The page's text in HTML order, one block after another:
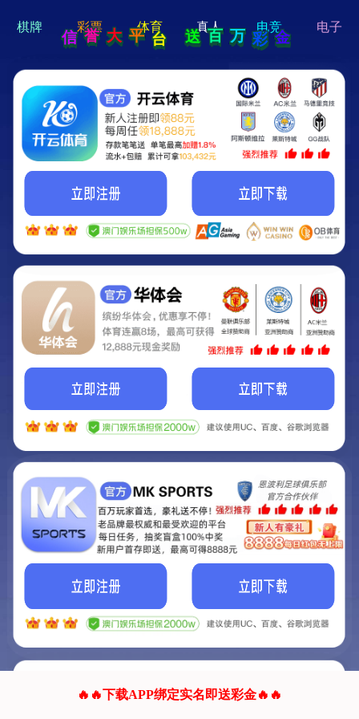
hi 💗
Hey Guys!
我们即将上线啦...
我们的网站正在建设.
它将是非常棒的网站.
联系我们!